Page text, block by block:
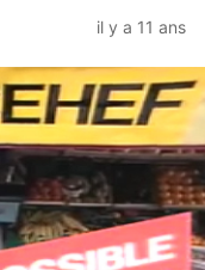
il y a 11 ans